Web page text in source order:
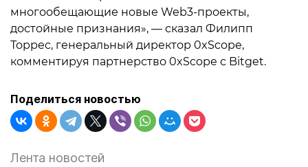
многообещающие новые Web3-проекты,
достойные признания», — сказал Филипп
Торрес, генеральный директор 0xScope,
комментируя партнерство 0xScope с Bitget.
Поделиться новостью
Лента новостей